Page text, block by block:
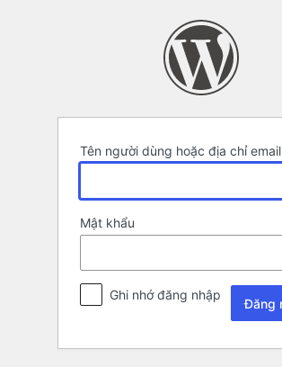
Tên người dùng hoặc địa chỉ email
Mật khẩu
Ghi nhớ đăng nhập